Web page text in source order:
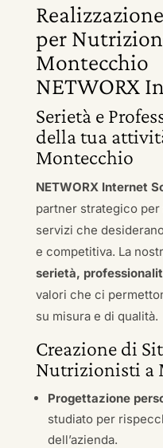
per
Montecchio
NETWORX
Serietà e
della tua
Montecchio
NETWORX Internet
partner strategico
servizi che
e competitiva. La
serietà,
valori che ci
su misura e di qualità.
Creazione di
Nutrizionisti a
Progettazione
studiato per
dell’azienda.